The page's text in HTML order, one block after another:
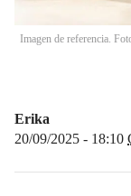
Imagen de referencia.
Erika
20/09/2025 - 18:10